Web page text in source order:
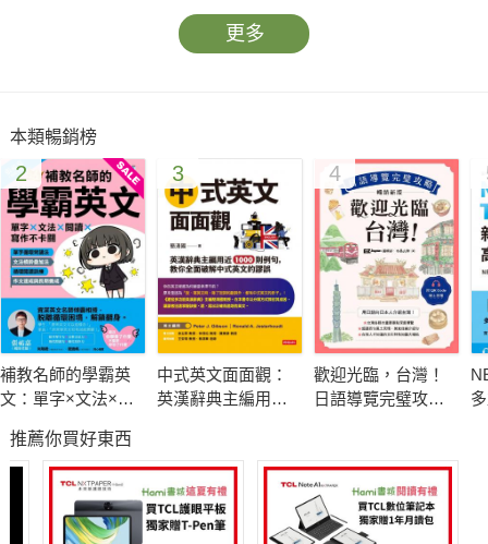
更多
本類暢銷榜
2
補教名師的學霸英
文：單字×文法×閱
3
中式英文面面觀：
英漢辭典主編用近
的謬誤
4
歡迎光臨，台灣！
日語導覽完璧攻略
檔）
推薦你買好東西